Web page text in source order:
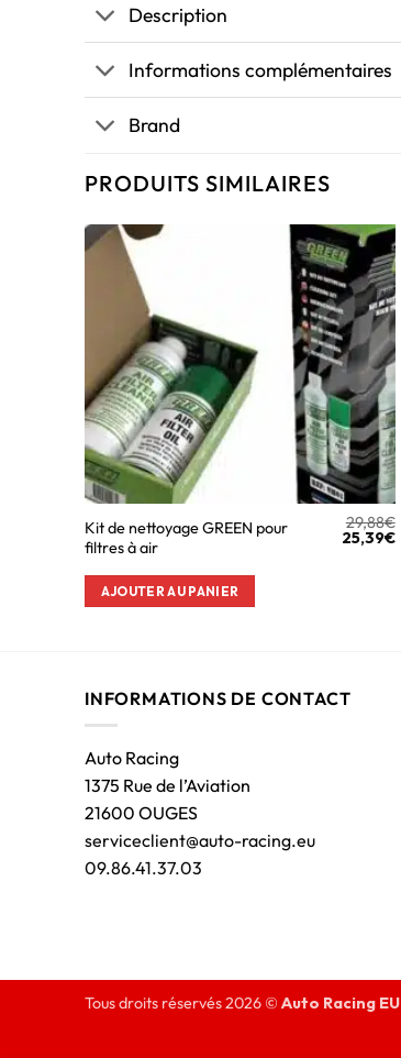
Description
Informations complémentaires
Brand
PRODUITS SIMILAIRES
Kit de nettoyage GREEN pour
filtres à air
29,88€
25,39€
AJOUTER AU PANIER
INFORMATIONS DE CONTACT
Auto Racing
1375 Rue de l’Aviation
21600 OUGES
serviceclient@auto-racing.eu
09.86.41.37.03
Tous droits réservés 2026 © Auto Racing EU